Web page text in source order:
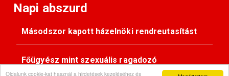
Oldalunk cookie-kat használ a hirdetések kezeléséhez és
Napi abszurd
Másodszor kapott házelnöki rendreutasítást
Főügyész mint szexuális ragadozó